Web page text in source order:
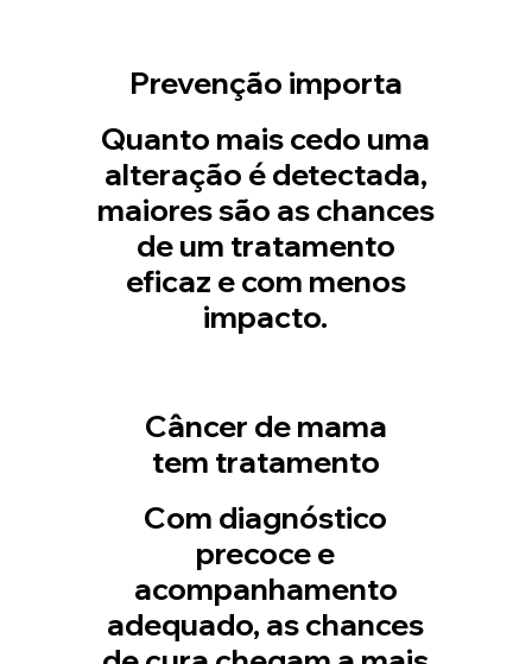
Prevenção importa
Quanto mais cedo uma
alteração é detectada,
maiores são as chances
de um tratamento
eficaz e com menos
impacto.
Câncer de mama
tem tratamento
Com diagnóstico
precoce e
acompanhamento
adequado, as chances